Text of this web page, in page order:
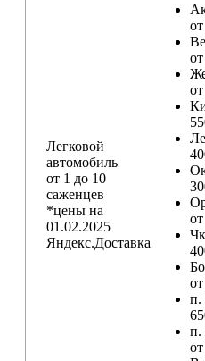
Легковой
автомобиль
от 1 до 10
саженцев
*цены на
01.02.2025
Яндекс.Доставка
п.
п.